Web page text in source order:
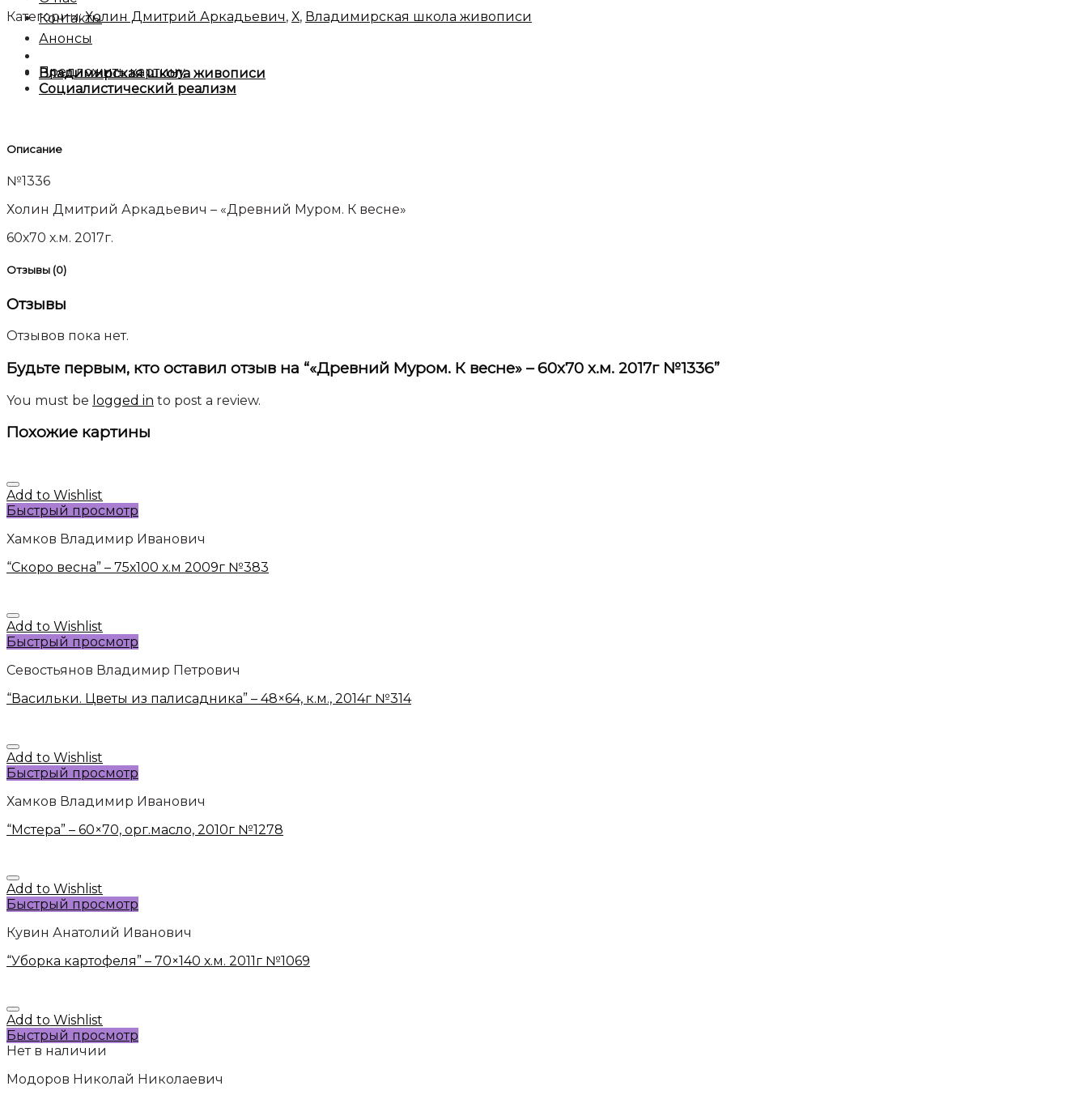
Контакты
Анонсы
Предложить картину
Категории:Холин Дмитрий Аркадьевич, Х, Владимирская школа живописи
Владимирская школа живописи
Социалистический реализм
Описание
№1336
Холин Дмитрий Аркадьевич – «Древний Муром. К весне»
60х70 х.м. 2017г.
Отзывы (0)
Отзывы
Отзывов пока нет.
Будьте первым, кто оставил отзыв на “«Древний Муром. К весне» – 60х70 х.м. 2017г №1336”
You must be logged in to post a review.
Похожие картины
Add to Wishlist
Быстрый просмотр
Хамков Владимир Иванович
“Скоро весна” – 75х100 х.м 2009г №383
Add to Wishlist
Быстрый просмотр
Севостьянов Владимир Петрович
“Васильки. Цветы из палисадника” – 48×64, к.м., 2014г №314
Add to Wishlist
Быстрый просмотр
Хамков Владимир Иванович
“Мстера” – 60×70, орг.масло, 2010г №1278
Add to Wishlist
Быстрый просмотр
Кувин Анатолий Иванович
“Уборка картофеля” – 70×140 х.м. 2011г №1069
Add to Wishlist
Быстрый просмотр
Нет в наличии
Модоров Николай Николаевич